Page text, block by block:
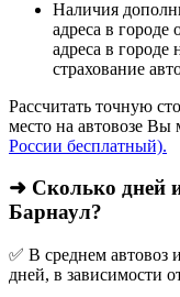
Наличия
адреса в городе
адреса в городе
страхование
Рассчитать точную
место на автовозе Вы
России бесплатный).
➜ Сколько дней
Барнаул?
✅ В среднем автовоз
дней, в зависимости